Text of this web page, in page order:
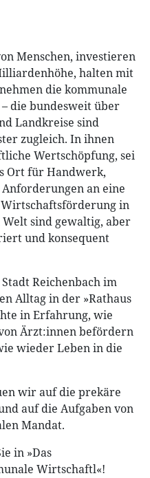
Menschen, investieren
halten mit
die kommunale
die bundesweit über
Landkreise sind
zugleich. In ihnen
Wertschöpfung, sei
Ort für Handwerk,
an eine
in
sind gewaltig, aber
und konsequent
Reichenbach im
Alltag in der »Rathaus
in Erfahrung, wie
Ärzt:innen befördern
wieder Leben in die
wir auf die prekäre
auf die Aufgaben von
Mandat.
in »Das
Wirtschaftl«!